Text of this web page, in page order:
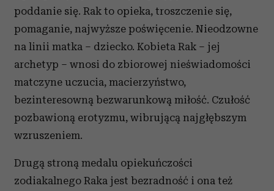
poddanie się. Rak to opieka, troszczenie się,
pomaganie, najwyższe poświęcenie. Nieodzowne
na linii matka – dziecko. Kobieta Rak – jej
archetyp – wnosi do zbiorowej nieświadomości
matczyne uczucia, macierzyństwo,
bezinteresowną bezwarunkową miłość. Czułość
pozbawioną erotyzmu, wibrującą najgłębszym
wzruszeniem.
Drugą stroną medalu opiekuńczości
zodiakalnego Raka jest bezradność i ona też